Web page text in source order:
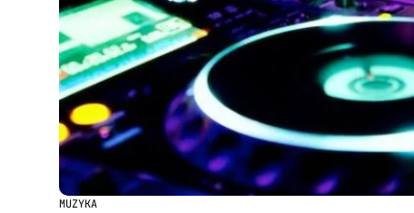
MUZYKA